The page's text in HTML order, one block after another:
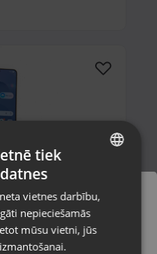
(SM-S931B)
12 mēneši)
uz
RUSSIAN
tiek
vietnes darbību,
nepieciešamās
mūsu vietni, jūs